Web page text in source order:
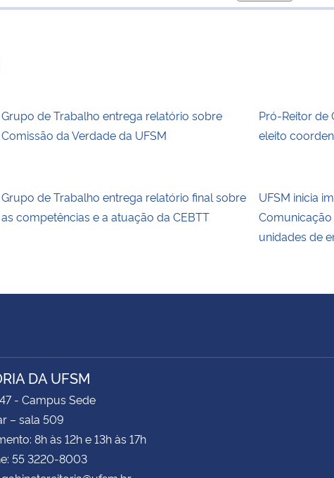
para área de
Grupo de Trabalho entrega relatório sobre
Comissão da Verdade da UFSM
Pró-Reitor de
eleito
Grupo de Trabalho entrega relatório final sobre
as competências e a atuação da CEBTT
UFSM inicia
unidades de
DA UFSM
- Campus Sede
– sala 509
8h às 12h e 13h às 17h
55 3220-8003